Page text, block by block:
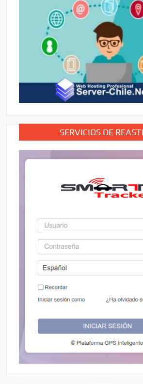
SERVICIOS DE